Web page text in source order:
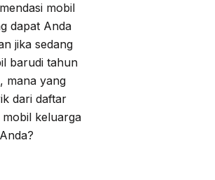
mobil
dapat Anda
jika sedang
barudi tahun
mana yang
dari daftar
keluarga